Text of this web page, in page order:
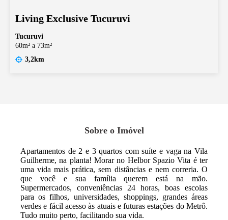
Living Exclusive Tucuruvi
Tucuruvi
60m² a 73m²
3,2km
Sobre o Imóvel
Apartamentos de 2 e 3 quartos com suíte e vaga na Vila
Guilherme, na planta! Morar no Helbor Spazio Vita é ter
uma vida mais prática, sem distâncias e nem correria. O
que você e sua família querem está na mão.
Supermercados, conveniências 24 horas, boas escolas
para os filhos, universidades, shoppings, grandes áreas
verdes e fácil acesso às atuais e futuras estações do Metrô.
Tudo muito perto, facilitando sua vida.